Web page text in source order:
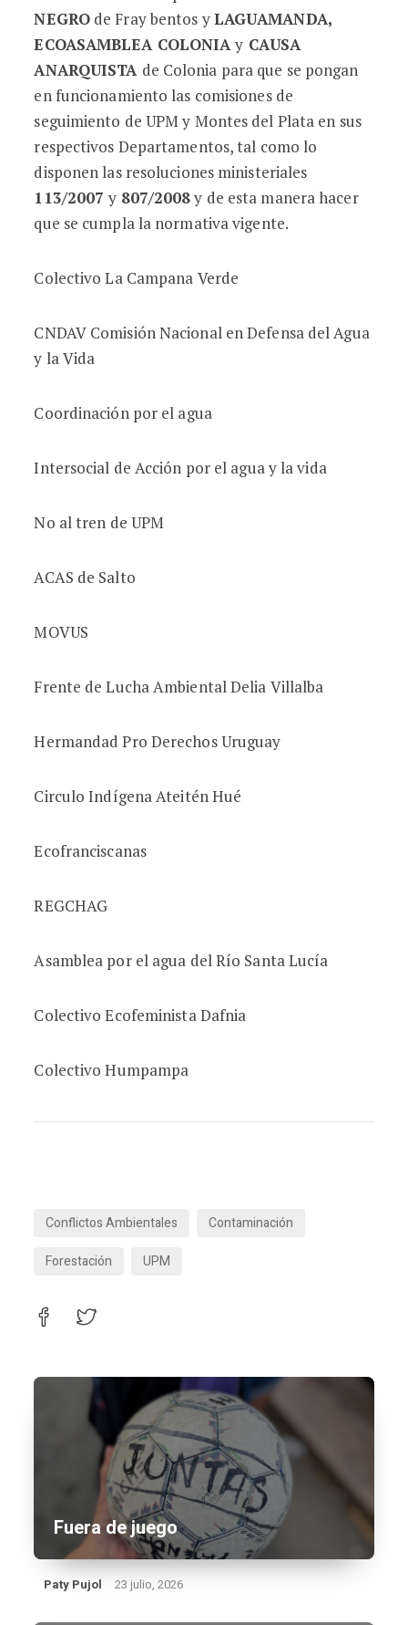
NEGROde Fray bentos yLAGUAMANDA,
ECOASAMBLEA COLONIAy CAUSA
ANARQUISTA de Colonia para que se pongan
en funcionamiento las comisiones de
seguimiento de UPM y Montes del Plata en sus
respectivos Departamentos, tal como lo
disponen las resoluciones ministeriales
113/2007y 807/2008y de esta manera hacer
que se cumpla la normativa vigente.
Colectivo La Campana Verde
CNDAV Comisión Nacional en Defensa del Agua
y la Vida
Coordinación por el agua
Intersocial de Acción por el agua y la vida
No al tren de UPM
ACAS de Salto
MOVUS
Frente de Lucha Ambiental Delia Villalba
Hermandad Pro Derechos Uruguay
Circulo Indígena Ateitén Hué
Ecofranciscanas
REGCHAG
Asamblea por el agua del Río Santa Lucía
Colectivo Ecofeminista Dafnia
Colectivo Humpampa
Conflictos Ambientales
Contaminación
Forestación
UPM
Fuera de juego
Paty Pujol 23 julio, 2026